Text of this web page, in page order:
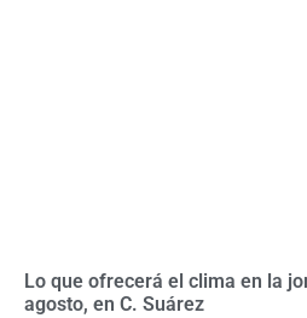
Lo que ofrecerá el clima en la
agosto, en C. Suárez